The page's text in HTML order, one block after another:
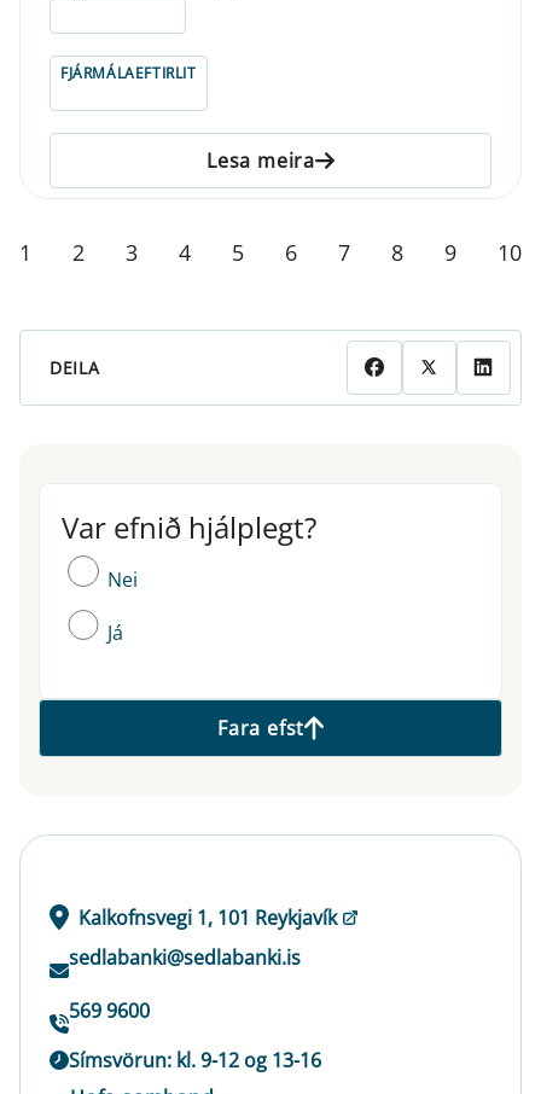
FJÁRMÁLAEFTIRLIT
Lesa meira
1 2 3 4 5 6 7 8 9 10
DEILA
Var efnið hjálplegt?
Var efnið hjálplegt?
Nei
Já
Fara efst
Kalkofnsvegi 1, 101 Reykjavík
sedlabanki@sedlabanki.is
569 9600
Símsvörun: kl. 9-12 og 13-16